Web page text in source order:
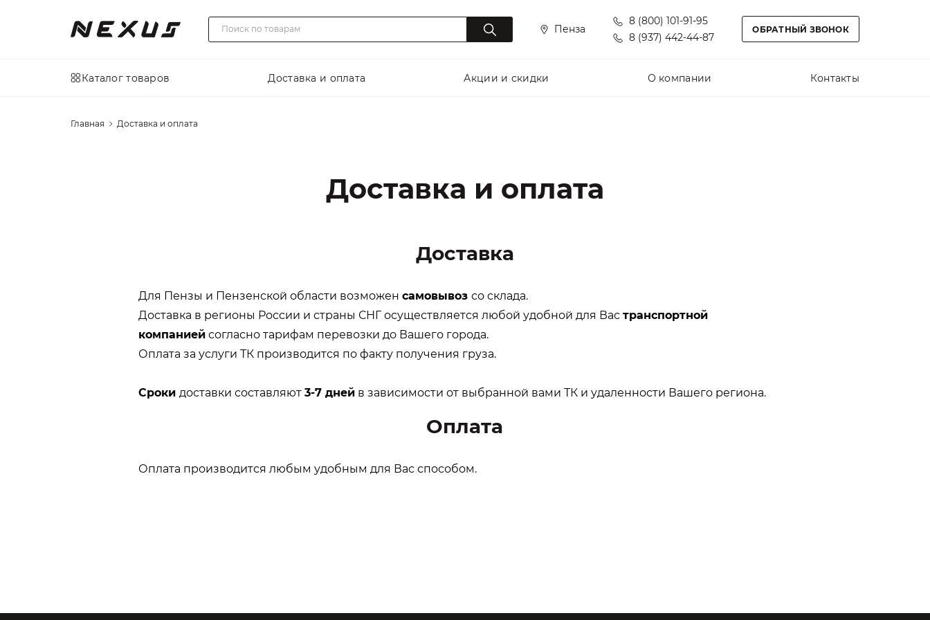
Пенза
8 (800) 101-91-95
8 (937) 442-44-87
ОБРАТНЫЙ ЗВОНОК
Каталог товаров Доставка и оплата Акции и скидки О компании Контакты
Главная Доставка и оплата
Доставка и оплата
Доставка
Для Пензы и Пензенской области возможен самовывоз со склада.
Доставка в регионы России и страны СНГ осуществляется любой удобной для Вас транспортной
компаниейсогласно тарифам перевозки до Вашего города.
Оплата за услуги ТК производится по факту получения груза.
Сроки доставки составляют 3-7 днейв зависимости от выбранной вами ТК и удаленности Вашего региона.
Оплата
Оплата производится любым удобным для Вас способом.